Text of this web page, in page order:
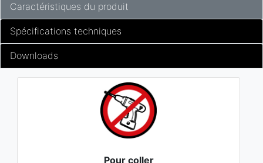
Caractéristiques du produit
Spécifications techniques
Downloads
Pour coller